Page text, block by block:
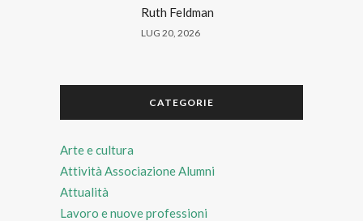
Ruth Feldman
LUG 20, 2026
CATEGORIE
Arte e cultura
Attività Associazione Alumni
Attualità
Lavoro e nuove professioni